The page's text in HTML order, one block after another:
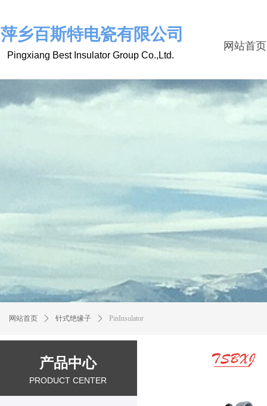
网站首页
萍乡百斯特电瓷有限公司
Pingxiang Best Insulator Group Co.,Ltd.
网站首页 ꄲ 针式绝缘子 ꄲ PinInsulator
产品中心
PRODUCT CENTER